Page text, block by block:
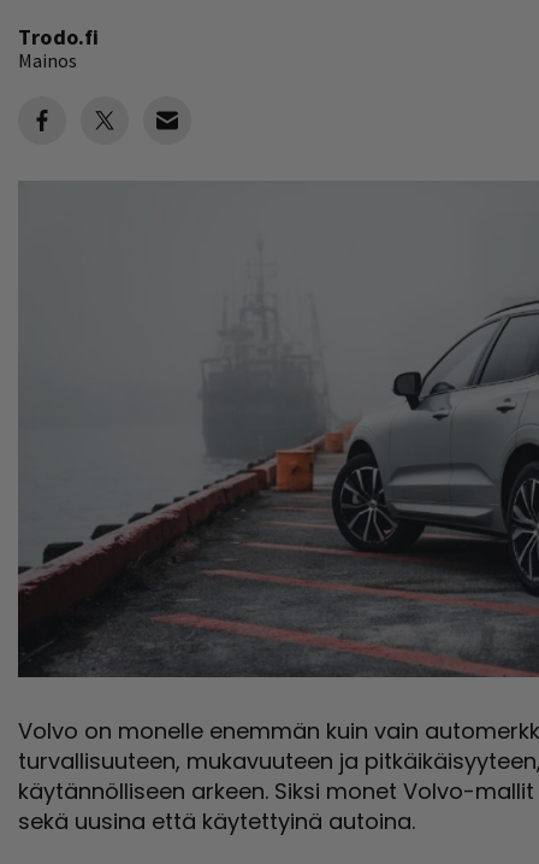
Trodo.fi
Mainos
Volvo on monelle enemmän kuin vain
turvallisuuteen, mukavuuteen ja
käytännölliseen arkeen. Siksi monet Volvo-
sekä uusina että käytettyinä autoina.